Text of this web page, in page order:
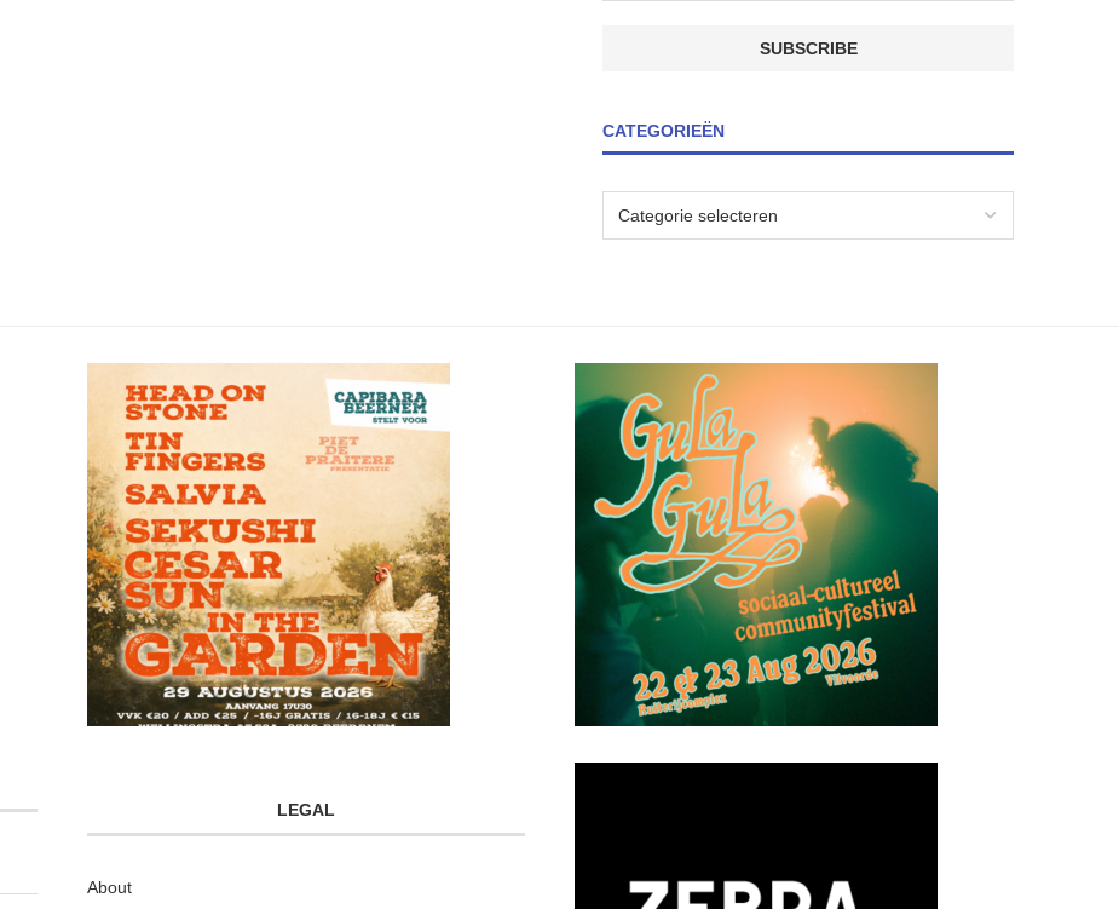
CATEGORIEËN
LEGAL
About